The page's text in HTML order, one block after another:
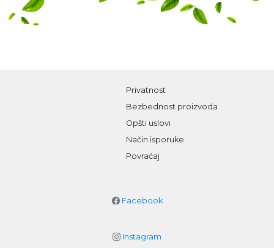
Privatnost
Bezbednost proizvoda
Opšti uslovi
Način isporuke
Povraćaj
Facebook
Instagram